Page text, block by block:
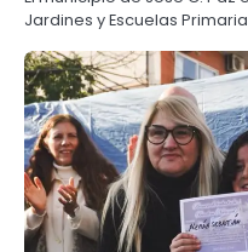
Jardines y Escuelas